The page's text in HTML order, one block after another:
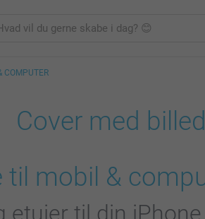
COMPUTER
Cover med
til mobil &
etuier til din